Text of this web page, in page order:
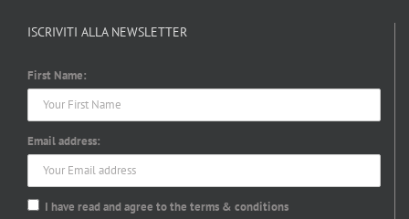
ISCRIVITI ALLA NEWSLETTER
First Name:
Email address:
I have read and agree to the terms & conditions